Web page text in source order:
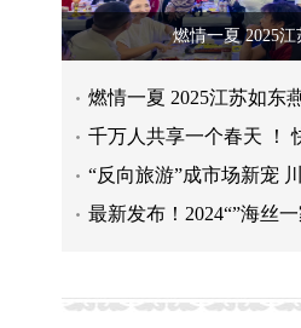
燃情一夏 2025江
燃情一夏 2025江苏如东
千万人共享一个春天 ！
“反向旅游”成市场新宠
最新发布！2024“”海丝